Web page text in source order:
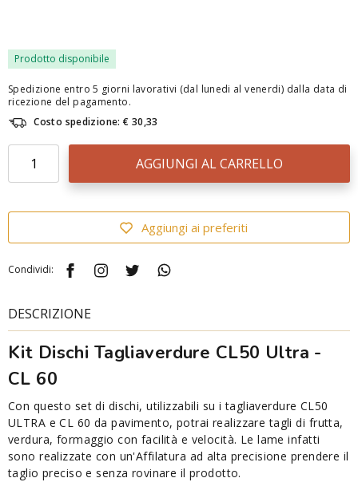
Prodotto disponibile
Spedizione entro 5 giorni lavorativi (dal lunedi al venerdi) dalla data di
ricezione del pagamento.
Costo spedizione: € 30,33
AGGIUNGI AL CARRELLO
Aggiungi ai preferiti
Condividi:
DESCRIZIONE
Kit Dischi Tagliaverdure CL50 Ultra -
CL 60
Con questo set di dischi, utilizzabili su i tagliaverdure CL50
ULTRA e CL 60 da pavimento, potrai realizzare tagli di frutta,
verdura, formaggio con facilità e velocità. Le lame infatti
sono realizzate con un'Affilatura ad alta precisione prendere il
taglio preciso e senza rovinare il prodotto.